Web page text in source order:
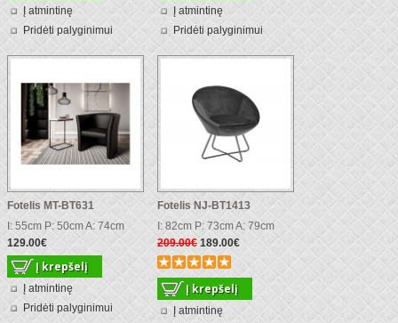
Į atmintinę
Pridėti palyginimui
Į atmintinę
Pridėti palyginimui
Fotelis MT-BT631
I: 55cm P: 50cm A: 74cm
129.00€
Į atmintinę
Pridėti palyginimui
Fotelis NJ-BT1413
I: 82cm P: 73cm A: 79cm
209.00€ 189.00€
Į atmintinę